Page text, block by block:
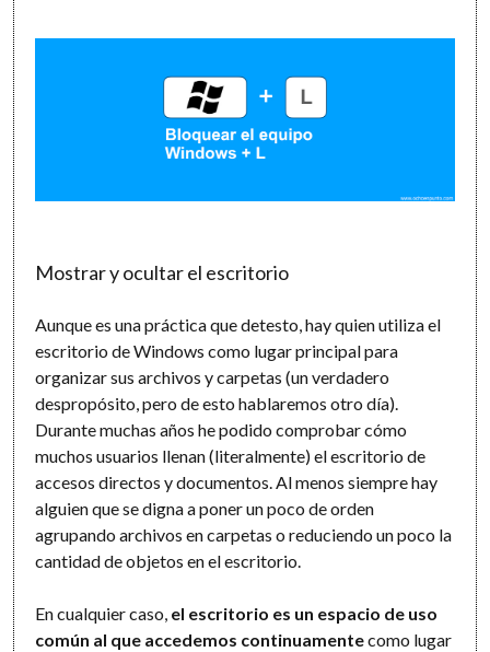
Mostrar y ocultar el escritorio
Aunque es una práctica que detesto, hay quien utiliza el
escritorio de Windows como lugar principal para
organizar sus archivos y carpetas (un verdadero
despropósito, pero de esto hablaremos otro día).
Durante muchas años he podido comprobar cómo
muchos usuarios llenan (literalmente) el escritorio de
accesos directos y documentos. Al menos siempre hay
alguien que se digna a poner un poco de orden
agrupando archivos en carpetas o reduciendo un poco la
cantidad de objetos en el escritorio.
En cualquier caso, el escritorio es un espacio de uso
común al que accedemos continuamentecomo lugar